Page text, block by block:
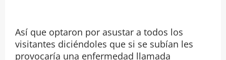
Así que optaron por asustar a todos los
visitantes diciéndoles que si se subían les
provocaría una enfermedad llamada